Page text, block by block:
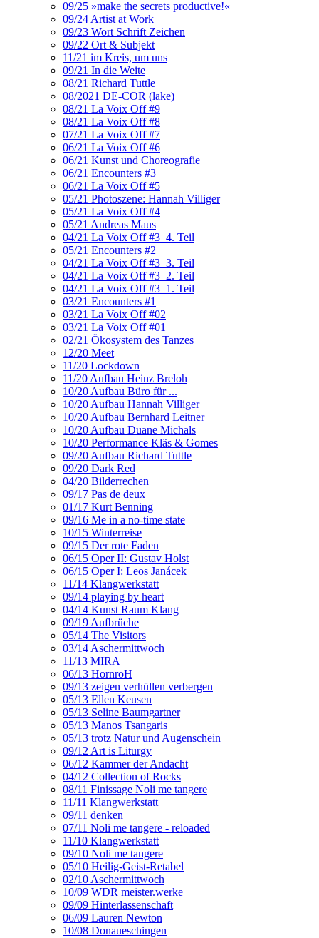
09/25 »make the secrets productive!«
09/24 Artist at Work
09/23 Wort Schrift Zeichen
09/22 Ort & Subjekt
11/21 im Kreis, um uns
09/21 In die Weite
08/21 Richard Tuttle
08/2021 DE-COR (lake)
08/21 La Voix Off #9
08/21 La Voix Off #8
07/21 La Voix Off #7
06/21 La Voix Off #6
06/21 Kunst und Choreografie
06/21 Encounters #3
06/21 La Voix Off #5
05/21 Photoszene: Hannah Villiger
05/21 La Voix Off #4
05/21 Andreas Maus
04/21 La Voix Off #3_4. Teil
05/21 Encounters #2
04/21 La Voix Off #3_3. Teil
04/21 La Voix Off #3_2. Teil
04/21 La Voix Off #3_1. Teil
03/21 Encounters #1
03/21 La Voix Off #02
03/21 La Voix Off #01
02/21 Ökosystem des Tanzes
12/20 Meet
11/20 Lockdown
11/20 Aufbau Heinz Breloh
10/20 Aufbau Büro für ...
10/20 Aufbau Hannah Villiger
10/20 Aufbau Bernhard Leitner
10/20 Aufbau Duane Michals
10/20 Performance Kläs & Gomes
09/20 Aufbau Richard Tuttle
09/20 Dark Red
04/20 Bilderrechen
09/17 Pas de deux
01/17 Kurt Benning
09/16 Me in a no-time state
10/15 Winterreise
09/15 Der rote Faden
06/15 Oper II: Gustav Holst
06/15 Oper I: Leos Janácek
11/14 Klangwerkstatt
09/14 playing by heart
04/14 Kunst Raum Klang
09/19 Aufbrüche
05/14 The Visitors
03/14 Aschermittwoch
11/13 MIRA
06/13 HornroH
09/13 zeigen verhüllen verbergen
05/13 Ellen Keusen
05/13 Seline Baumgartner
05/13 Manos Tsangaris
05/13 trotz Natur und Augenschein
09/12 Art is Liturgy
06/12 Kammer der Andacht
04/12 Collection of Rocks
08/11 Finissage Noli me tangere
11/11 Klangwerkstatt
09/11 denken
07/11 Noli me tangere - reloaded
11/10 Klangwerkstatt
09/10 Noli me tangere
05/10 Heilig-Geist-Retabel
02/10 Aschermittwoch
10/09 WDR meister.werke
09/09 Hinterlassenschaft
06/09 Lauren Newton
10/08 Donaueschingen